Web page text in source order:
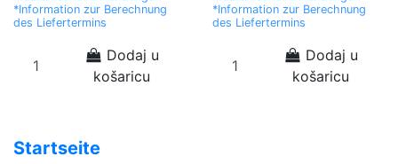
*Information zur Berechnung
des Liefertermins
Dodaj u
košaricu
*Information zur Berechnung
des Liefertermins
Dodaj u
košaricu
Startseite